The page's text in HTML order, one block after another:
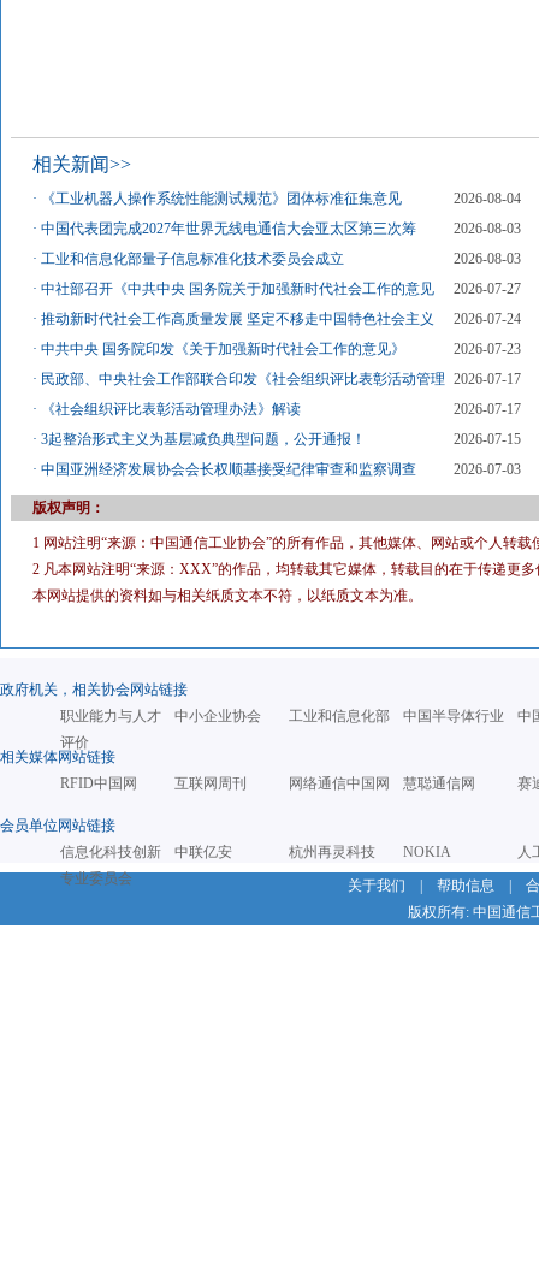
相关新闻>>
· 《工业机器人操作系统性能测试规范》团体标准征集意见
2026-08-04
·中国代表团完成2027年世界无线电通信大会亚太区第三次筹
2026-08-03
·工业和信息化部量子信息标准化技术委员会成立
2026-08-03
·中社部召开《中共中央 国务院关于加强新时代社会工作的意见
2026-07-27
·推动新时代社会工作高质量发展 坚定不移走中国特色社会主义
2026-07-24
·中共中央 国务院印发《关于加强新时代社会工作的意见》
2026-07-23
· 民政部、中央社会工作部联合印发《社会组织评比表彰活动管理
2026-07-17
·
《社会组织评比表彰活动管理办法》解读
2026-07-17
·3起整治形式主义为基层减负典型问题，公开通报！
2026-07-15
·中国亚洲经济发展协会会长权顺基接受纪律审查和监察调查 2026-07-03
版权声明：
1 网站注明“来源：中国通信工业协会”的所有作品，其他媒体、网站或个人转
2 凡本网站注明“来源：XXX”的作品，均转载其它媒体，转载目的在于传递更
本网站提供的资料如与相关纸质文本不符，以纸质文本为准。
政府机关，相关协会网站链接
职业能力与人才
评价
中小企业协会 工业和信息化部 中国半导体行业 中
相关媒体网站链接
RFID中国网
互联网周刊 网络通信中国网 慧聪通信网 赛
会员单位网站链接
信息化科技创新
专业委员会
中联亿安 杭州再灵科技 NOKIA
人
关于我们
帮助信息
版权所有: 中国通信